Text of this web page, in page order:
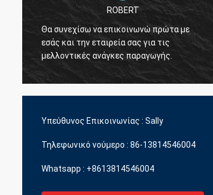
ROBERT
Θα συνεχίσω να επικοινωνώ πρώτα με
εσάς και την εταιρεία σας για τις
μελλοντικές ανάγκες παραγωγής.
Υπεύθυνος Επικοινωνίας : Sally
Τηλεφωνικό νούμερο : 86-13814546004
Whatsapp : +8613814546004